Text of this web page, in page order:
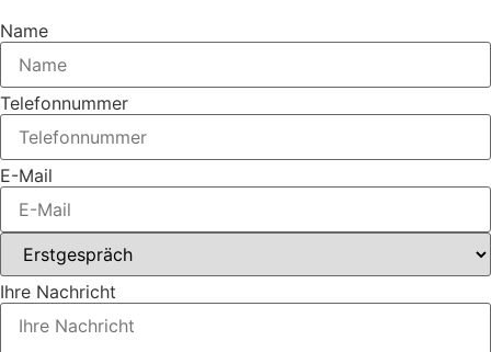
Name
Telefonnummer
E-Mail
Ihre Nachricht